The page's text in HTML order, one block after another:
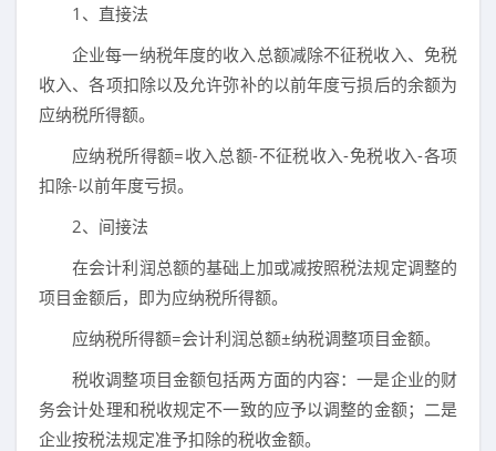
1、直接法
企业每一纳税年度的收入总额减除不征税收入、免税
收入、各项扣除以及允许弥补的以前年度亏损后的余额为
应纳税所得额。
应纳税所得额=收入总额-不征税收入-免税收入-各项
扣除-以前年度亏损。
2、间接法
在会计利润总额的基础上加或减按照税法规定调整的
项目金额后，即为应纳税所得额。
应纳税所得额=会计利润总额±纳税调整项目金额。
税收调整项目金额包括两方面的内容：一是企业的财
务会计处理和税收规定不一致的应予以调整的金额；二是
企业按税法规定准予扣除的税收金额。